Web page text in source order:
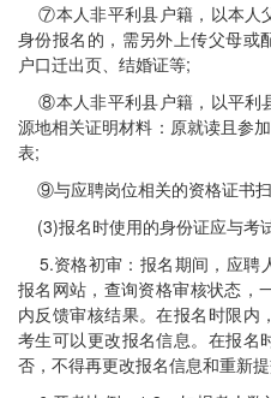
⑦本人非平利县户籍，以本人
身份报名的，需另外上传父母或
户口迁出页、结婚证等;
⑧本人非平利县户籍，以平利
源地相关证明材料：原就读且参
表;
⑨与应聘岗位相关的资格证书扫
(3)报名时使用的身份证应与考
5.资格初审：报名期间，应聘
报名网站，查询资格审核状态，
内反馈审核结果。在报名时限内
考生可以更改报名信息。在报名
否，不得再更改报名信息和重新提